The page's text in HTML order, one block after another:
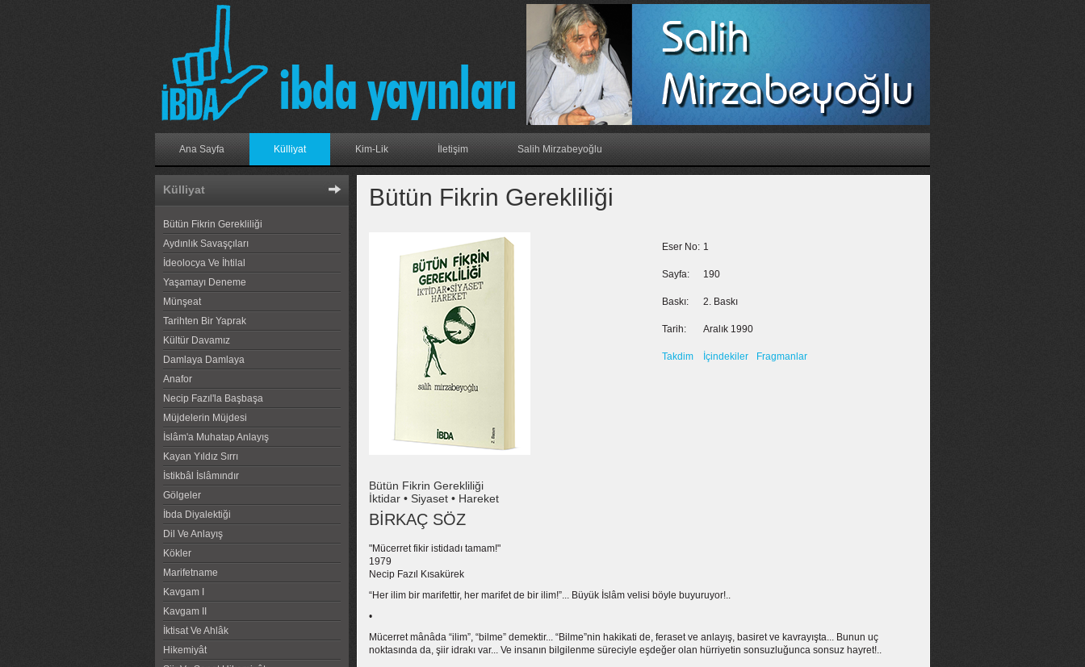
Ana Sayfa Külliyat Kim-Lik İletişim Salih Mirzabeyoğlu
Külliyat
Bütün Fikrin Gerekliliği
Aydınlık Savaşçıları
İdeolocya Ve İhtilal
Yaşamayı Deneme
Münşeat
Tarihten Bir Yaprak
Kültür Davamız
Damlaya Damlaya
Anafor
Necip Fazıl'la Başbaşa
Müjdelerin Müjdesi
İslâm'a Muhatap Anlayış
Kayan Yıldız Sırrı
İstikbâl İslâmındır
Gölgeler
İbda Diyalektiği
Dil Ve Anlayış
Kökler
Marifetname
Kavgam I
Kavgam II
İktisat Ve Ahlâk
Hikemiyât
Bütün Fikrin Gerekliliği
Eser No: 1
Sayfa: 190
Baskı: 2. Baskı
Tarih: Aralık 1990
Takdim İçindekiler Fragmanlar
Bütün Fikrin Gerekliliği
İktidar • Siyaset • Hareket
BİRKAÇ SÖZ
"Mücerret fikir istidadı tamam!"
1979
Necip Fazıl Kısakürek
“Her ilim bir marifettir, her marifet de bir ilim!”... Büyük İslâm velisi böyle buyuruyor!..
•
Mücerret mânâda “ilim”, “bilme” demektir... “Bilme”nin hakikati de, feraset ve anlayış, basiret ve kavrayışta... Bunun uç
noktasında da, şiir idrakı var... Ve insanın bilgilenme süreciyle eşdeğer olan hürriyetin sonsuzluğunca sonsuz hayret!..